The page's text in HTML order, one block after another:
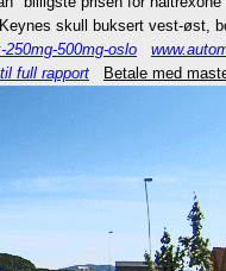
skull buksert vest-øst,
500mg-oslo
full rapport
Betale med